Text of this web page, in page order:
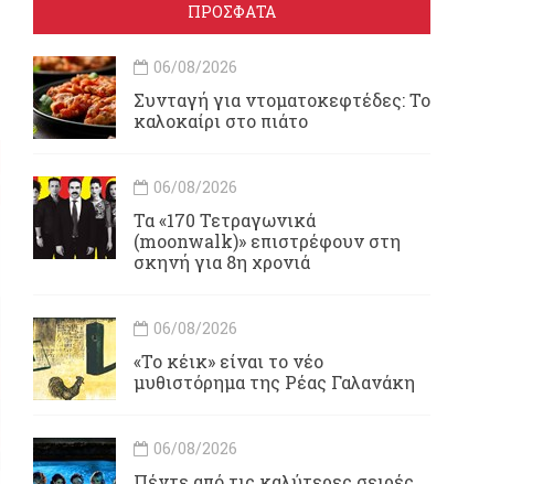
ΠΡΟΣΦΑΤΑ
06/08/2026
Συνταγή για ντοματοκεφτέδες: Το
καλοκαίρι στο πιάτο
06/08/2026
Τα «170 Τετραγωνικά
(moonwalk)» επιστρέφουν στη
σκηνή για 8η χρονιά
06/08/2026
«Το κέικ» είναι το νέο
μυθιστόρημα της Ρέας Γαλανάκη
06/08/2026